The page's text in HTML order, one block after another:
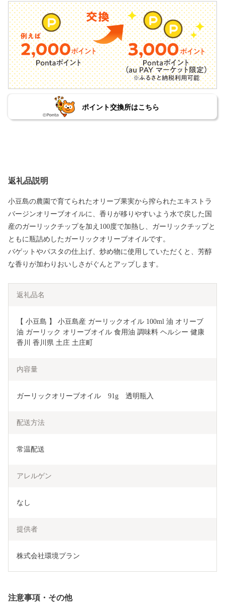
ポイント交換所はこちら
返礼品説明
小豆島の農園で育てられたオリーブ果実から搾られたエキストラ
バージンオリーブオイルに、香りが移りやすいよう水で戻した国
産のガーリックチップを加え100度で加熱し、ガーリックチップと
ともに瓶詰めしたガーリックオリーブオイルです。
バゲットやパスタの仕上げ、炒め物に使用していただくと、芳醇
な香りが加わりおいしさがぐんとアップします。
返礼品名
【 小豆島 】 小豆島産 ガーリックオイル 100ml 油 オリーブ
油 ガーリック オリーブオイル 食用油 調味料 ヘルシー 健康
香川 香川県 土庄 土庄町
内容量
ガーリックオリーブオイル　91g　透明瓶入
配送方法
常温配送
アレルゲン
なし
提供者
株式会社環境プラン
注意事項・その他